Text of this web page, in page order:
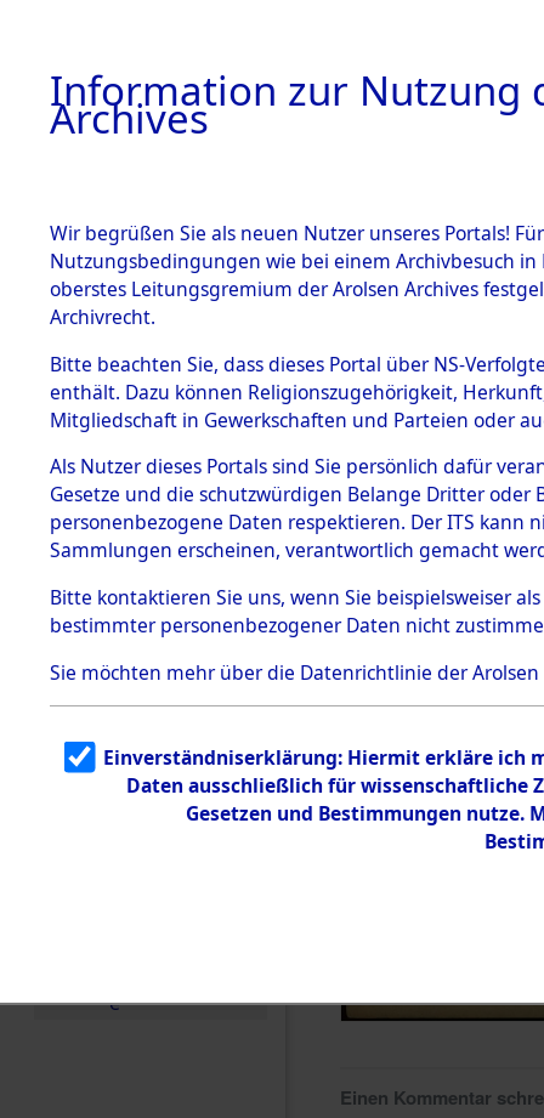
BESTÄNDE
1.
mente
5. Verschiedenes
5.3
Todesmärsche
5.3.1 Alliierte
Erhebungen
zu
Todesmärsch
en
5.3.2
g
5.3.3
Todesmärsch
e
Altena→
Einen Kommentar
Information zur Nutzung
Archives
Wir begrüßen Sie als neuen Nutzer unseres Portals!
Nutzungsbedingungen wie bei einem Archivbesuch
oberstes Leitungsgremium der Arolsen Archives
Archivrecht.
Bitte beachten Sie, dass dieses Portal über NS-
enthält. Dazu können Religionszugehörigkeit,
Mitgliedschaft in Gewerkschaften und Parteien oder
Als Nutzer dieses Portals sind Sie persönlich dafür
Gesetze und die schutzwürdigen Belange Dritter
personenbezogene Daten respektieren. Der ITS
Sammlungen erscheinen, verantwortlich gemacht
Bitte kontaktieren Sie uns, wenn Sie beispielsweiser
bestimmter personenbezogener Daten nicht
Sie möchten mehr über die Datenrichtlinie der Arolsen
Einverständniserklärung: Hiermit erkläre ich
Daten ausschließlich für wissenschaftliche
Gesetzen und Bestimmungen nutze.